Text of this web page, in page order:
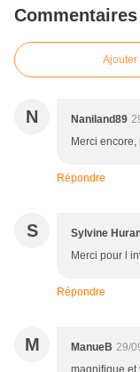
Commentaires
Ajouter
N Naniland89
Merci
Répondre
S Sylvine
Merci pour l
Répondre
M ManueB 29/
magnifique et